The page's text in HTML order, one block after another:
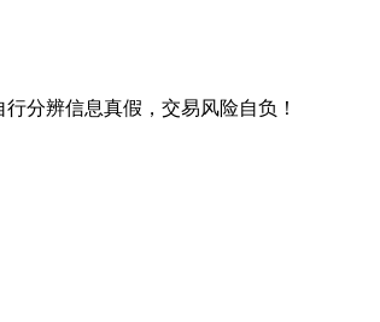
分辨信息真假，交易风险自负！